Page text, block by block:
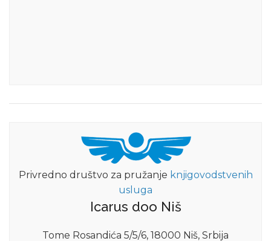
Privredno društvo za pružanje knjigovodstvenih
usluga
Icarus doo Niš
Tome Rosandića 5/5/6, 18000 Niš, Srbija